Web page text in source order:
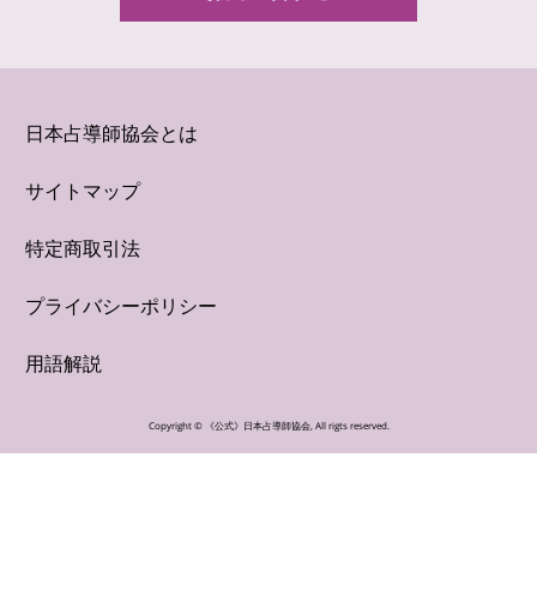
日本占導師協会とは
サイトマップ
特定商取引法
プライバシーポリシー
用語解説
Copyright © 《公式》日本占導師協会, All rigts reserved.